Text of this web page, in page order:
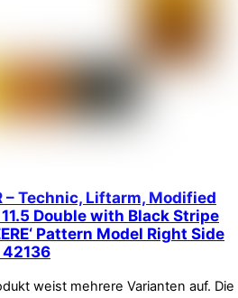
Technic, Liftarm, Modified
Double with Black Stripe
Pattern Model Right Side
weist mehrere Varianten auf. Die